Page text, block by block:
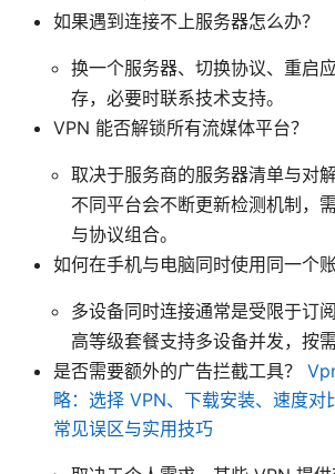
如果遇到连接不上服务器怎么办？
换一个服务器、切换协议、重启
存，必要时联系技术支持。
VPN 能否解锁所有流媒体平台？
取决于服务商的服务器清单与对
不同平台会不断更新检测机制，
与协议组合。
如何在手机与电脑同时使用同一个账
多设备同时连接通常是受限于订
高等级套餐支持多设备并发，按需
是否需要额外的广告拦截工具？
略：选择 VPN、下载安装、速度对
常见误区与实用技巧